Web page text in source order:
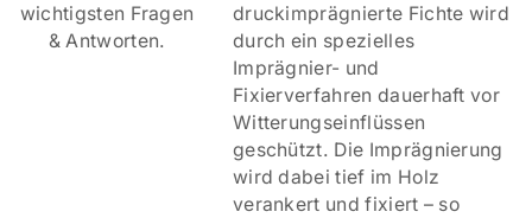
wichtigsten Fragen
& Antworten.
druckimprägnierte Fichte wird
durch ein spezielles
Imprägnier- und
Fixierverfahren dauerhaft vor
Witterungseinflüssen
geschützt. Die Imprägnierung
wird dabei tief im Holz
verankert und fixiert – so